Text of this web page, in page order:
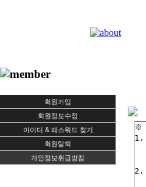
회원가입
회원정보수정
아이디 & 패스워드 찾기
회원탈퇴
개인정보취급방침